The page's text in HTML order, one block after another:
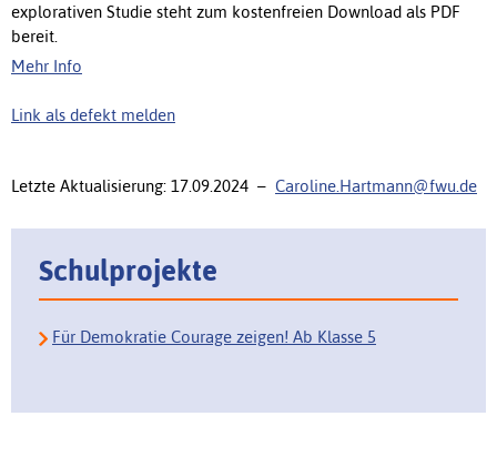
explorativen Studie steht zum kostenfreien Download als PDF
bereit.
Mehr Info
Link als defekt melden
Letzte Aktualisierung: 17.09.2024 – Caroline.Hartmann@fwu.de
Schulprojekte
Für Demokratie Courage zeigen! Ab Klasse 5